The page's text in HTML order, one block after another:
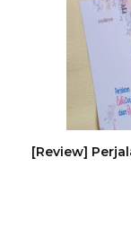
[Review]